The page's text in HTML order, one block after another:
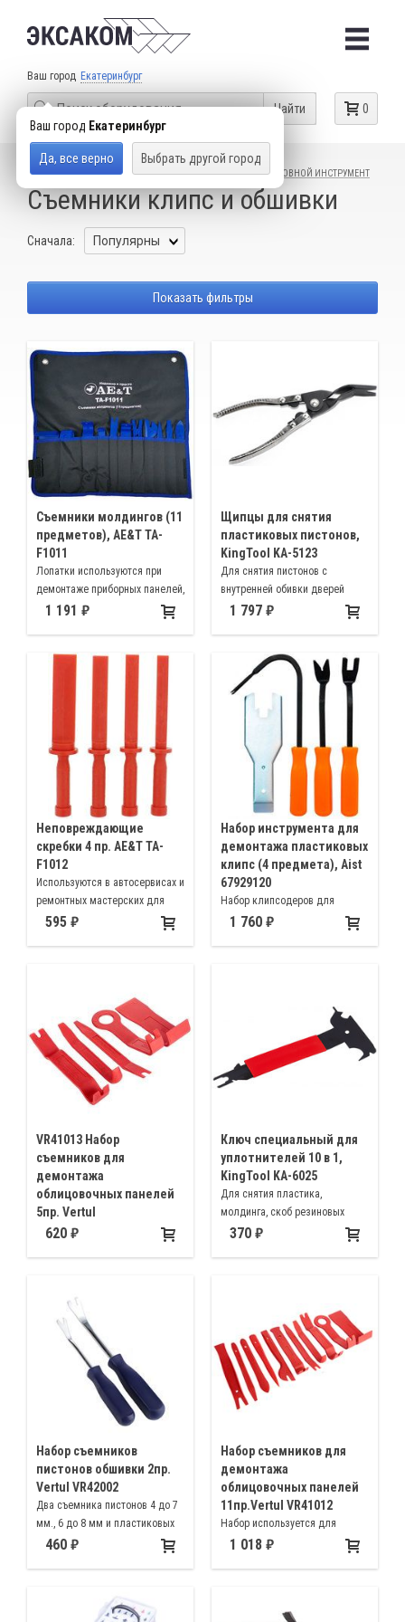
Ваш город Екатеринбург
Ваш город Екатеринбург
Да, все верно Выбрать другой город
0
Найти
КАТАЛОГ ТОВАРОВ СПЕЦИАЛЬНЫЙ ИНСТРУМЕНТ КУЗОВНОЙ ИНСТРУМЕНТ
Сначала:
Съемники клипс и обшивки
Показать фильтры
Съемники молдингов (11
предметов), AE&T TA-
F1011
Лопатки используются при
демонтаже приборных панелей,
облицовок селектора КПП,
обшивок дверей, молдингов и
т. д.
1 191
Щипцы для снятия
пластиковых пистонов,
KingTool KA-5123
Для снятия пистонов с
внутренней обивки дверей
автомобиля и другой
пистонах
1 797
Неповреждающие
скребки 4 пр. AE&T TA-
F1012
Используются в автосервисах и
ремонтных мастерских для
снятия обшивки с дверей и
595
Набор инструмента для
демонтажа пластиковых
клипс (4 предмета), Aist
67929120
Набор клипсодеров для
демонтажа пластиковых клипс
1 760
VR41013 Набор
съемников для
демонтажа
облицовочных панелей
5пр. Vertul
Для разборки приборных
установок, обшивок дверей,
молдингов и декоративных
элементов
620
Ключ специальный для
уплотнителей 10 в 1,
KingTool KA-6025
Для снятия пластика,
молдинга, скоб резиновых
уплотнителей, эмблем
370
Набор съемников
пистонов обшивки 2пр.
Vertul VR42002
Два съемника пистонов 4 до 7
мм., 6 до 8 мм и пластиковых
панелей
460
Набор съемников для
демонтажа
облицовочных панелей
11пр.Vertul VR41012
Набор используется для
снятия панели приборов,
декоративных
1 018